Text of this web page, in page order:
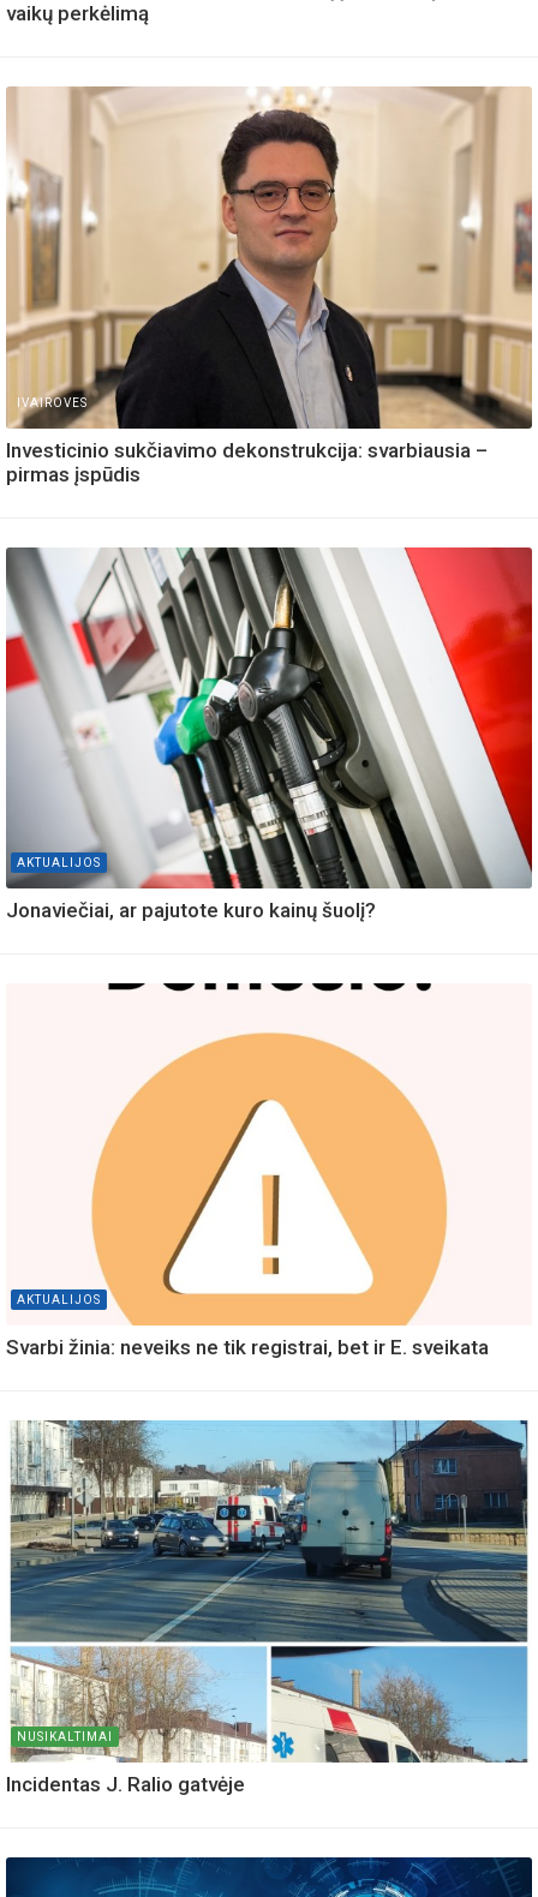
vaikų perkėlimą
IVAIROVES
Investicinio sukčiavimo dekonstrukcija: svarbiausia –
pirmas įspūdis
AKTUALIJOS
Jonaviečiai, ar pajutote kuro kainų šuolį?
AKTUALIJOS
Svarbi žinia: neveiks ne tik registrai, bet ir E. sveikata
NUSIKALTIMAI
Incidentas J. Ralio gatvėje